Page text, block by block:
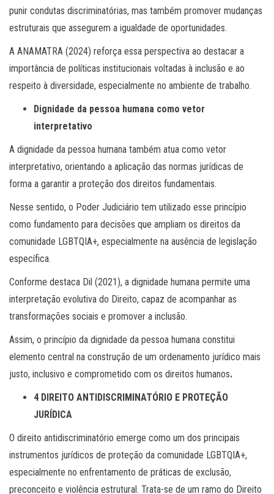
punir condutas discriminatórias, mas também promover mudanças
estruturais que assegurem a igualdade de oportunidades.
A ANAMATRA (2024) reforça essa perspectiva ao destacar a
importância de políticas institucionais voltadas à inclusão e ao
respeito à diversidade, especialmente no ambiente de trabalho.
Dignidade da pessoa humana como vetor
interpretativo
A dignidade da pessoa humana também atua como vetor
interpretativo, orientando a aplicação das normas jurídicas de
forma a garantir a proteção dos direitos fundamentais.
Nesse sentido, o Poder Judiciário tem utilizado esse princípio
como fundamento para decisões que ampliam os direitos da
comunidade LGBTQIA+, especialmente na ausência de legislação
específica.
Conforme destaca Dil (2021), a dignidade humana permite uma
interpretação evolutiva do Direito, capaz de acompanhar as
transformações sociais e promover a inclusão.
Assim, o princípio da dignidade da pessoa humana constitui
elemento central na construção de um ordenamento jurídico mais
justo, inclusivo e comprometido com os direitos humanos.
4 DIREITO ANTIDISCRIMINATÓRIO E PROTEÇÃO
JURÍDICA
O direito antidiscriminatório emerge como um dos principais
instrumentos jurídicos de proteção da comunidade LGBTQIA+,
especialmente no enfrentamento de práticas de exclusão,
preconceito e violência estrutural. Trata-se de um ramo do Direito